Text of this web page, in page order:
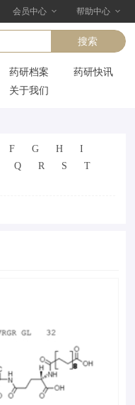
会员中心 帮助中心
药研档案
药研快讯
关于我们
F G H
I
Q R S
T